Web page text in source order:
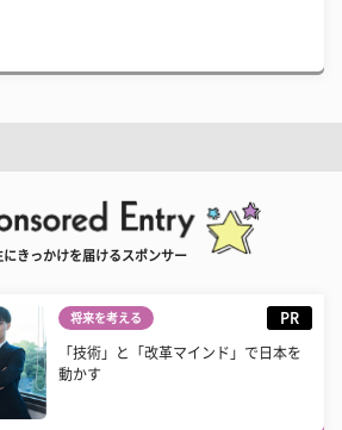
にきっかけを届けるスポンサー
将来を考える PR
「技術」と「改革マインド」で日本を
動かす